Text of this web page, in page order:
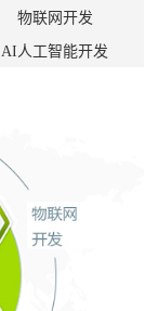
物联网开发
AI人工智能开发